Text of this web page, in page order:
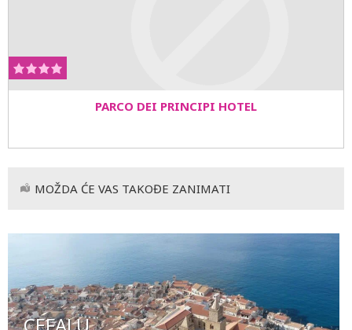
PARCO DEI PRINCIPI HOTEL
MOŽDA ĆE VAS TAKOĐE ZANIMATI